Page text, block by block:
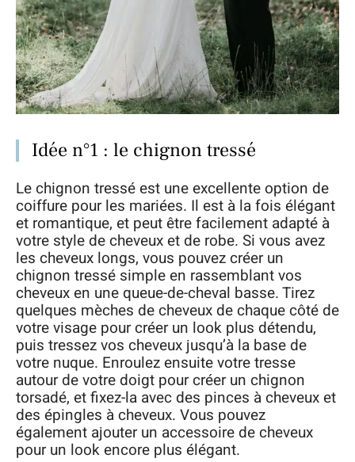
Idée n°1 : le chignon tressé
Le chignon tressé est une excellente option de
coiffure pour les mariées. Il est à la fois élégant
et romantique, et peut être facilement adapté à
votre style de cheveux et de robe. Si vous avez
les cheveux longs, vous pouvez créer un
chignon tressé simple en rassemblant vos
cheveux en une queue-de-cheval basse. Tirez
quelques mèches de cheveux de chaque côté de
votre visage pour créer un look plus détendu,
puis tressez vos cheveux jusqu’à la base de
votre nuque. Enroulez ensuite votre tresse
autour de votre doigt pour créer un chignon
torsadé, et fixez-la avec des pinces à cheveux et
des épingles à cheveux. Vous pouvez
également ajouter un accessoire de cheveux
pour un look encore plus élégant.